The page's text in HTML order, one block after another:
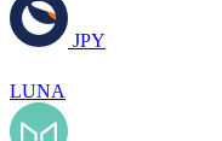
JPY
LUNA